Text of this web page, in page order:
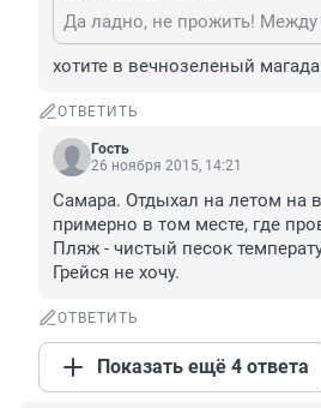
хотите в вечнозеленый
ОТВЕТИТЬ
Гость
26 ноября 2015, 14:21
Самара. Отдыхал на летом на
примерно в том месте, где
Пляж - чистый песок
Грейся не хочу.
ОТВЕТИТЬ
Показать ещё 4 ответа